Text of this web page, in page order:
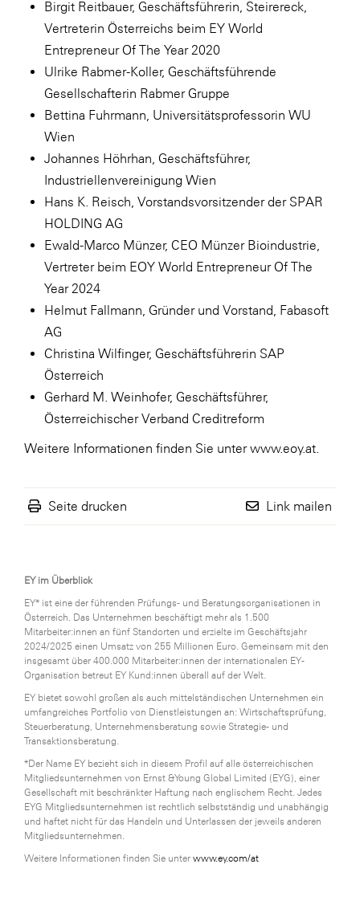
Birgit Reitbauer, Geschäftsführerin, Steirereck,
Vertreterin Österreichs beim EY World
Entrepreneur Of The Year 2020
Ulrike Rabmer-Koller, Geschäftsführende
Gesellschafterin Rabmer Gruppe
Bettina Fuhrmann, Universitätsprofessorin WU
Wien
Johannes Höhrhan, Geschäftsführer,
Industriellenvereinigung Wien
Hans K. Reisch, Vorstandsvorsitzender der SPAR
HOLDING AG
Ewald-Marco Münzer, CEO Münzer Bioindustrie,
Vertreter beim EOY World Entrepreneur Of The
Year 2024
Helmut Fallmann, Gründer und Vorstand, Fabasoft
AG
Christina Wilfinger, Geschäftsführerin SAP
Österreich
Gerhard M. Weinhofer, Geschäftsführer,
Österreichischer Verband Creditreform
Weitere Informationen finden Sie unter www.eoy.at.
Seite drucken Link mailen
EY im Überblick
EY* ist eine der führenden Prüfungs- und Beratungsorganisationen in
Österreich. Das Unternehmen beschäftigt mehr als 1.500
Mitarbeiter:innen an fünf Standorten und erzielte im Geschäftsjahr
2024/2025 einen Umsatz von 255 Millionen Euro. Gemeinsam mit den
insgesamt über 400.000 Mitarbeiter:innen der internationalen EY-
Organisation betreut EY Kund:innen überall auf der Welt.
EY bietet sowohl großen als auch mittelständischen Unternehmen ein
umfangreiches Portfolio von Dienstleistungen an: Wirtschaftsprüfung,
Steuerberatung, Unternehmensberatung sowie Strategie- und
Transaktionsberatung.
*Der Name EY bezieht sich in diesem Profil auf alle österreichischen
Mitgliedsunternehmen von Ernst &Young Global Limited (EYG), einer
Gesellschaft mit beschränkter Haftung nach englischem Recht. Jedes
EYG Mitgliedsunternehmen ist rechtlich selbstständig und unabhängig
und haftet nicht für das Handeln und Unterlassen der jeweils anderen
Mitgliedsunternehmen.
Weitere Informationen finden Sie unter www.ey.com/at